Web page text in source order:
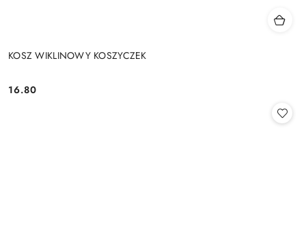
KOSZ WIKLINOWY KOSZYCZEK
Cena:
16.80